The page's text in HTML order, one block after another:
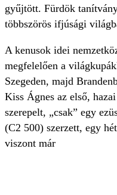
gyűjtött. Fürdök
többszörös ifjúsági
A kenusok idei
megfelelően a
Szegeden, majd
Kiss Ágnes az első,
szerepelt, „csak” egy
(C2 500) szerzett, egy
viszont már